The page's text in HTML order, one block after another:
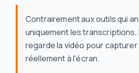
Contrairement aux outils qui
uniquement les transcriptions,
regarde la vidéo pour
réellement à l'écran.